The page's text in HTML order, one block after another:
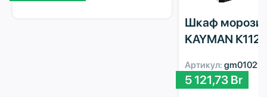
Шкаф
KAYMAN
Артикул:
5 121,73 Br